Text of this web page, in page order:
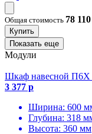
Общая стоимость 78
Купить
Показать еще
Модули
Шкаф навесной П6Х
3 377 р
Ширина: 600
Глубина: 318
Высота: 360 мм